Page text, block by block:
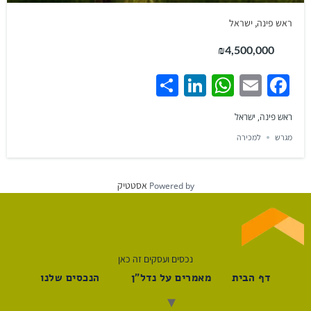
ראש פינה, ישראל
₪4,500,000
Facebook
Email
WhatsApp
LinkedIn
Share
ראש פינה, ישראל
מגרש למכירה
Powered byאסטטיק
נכסים ועסקים זה כאן
דף הבית מאמרים על נדל"ן הנכסים שלנו